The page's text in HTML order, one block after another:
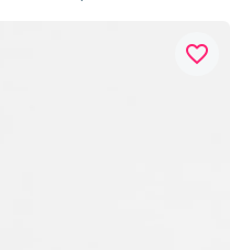
favorite_border